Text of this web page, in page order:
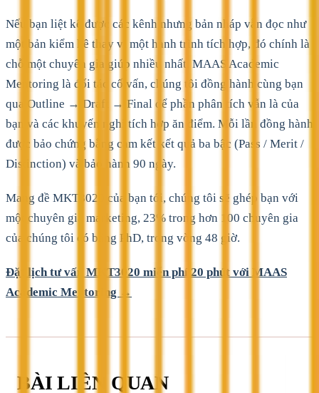
Nếu bạn liệt kê được các kênh nhưng bản nháp vẫn đọc như
một bản kiểm kê thay vì một hành trình tích hợp, đó chính là
chỗ một chuyên gia giúp nhiều nhất. MAAS Academic
Mentoring là đối tác cố vấn, chúng tôi đồng hành cùng bạn
qua Outline → Draft → Final để phần phân tích vẫn là của
bạn và các khuyến nghị tích hợp ăn điểm. Mỗi lần đồng hành
được bảo chứng bằng cam kết kết quả ba bậc (Pass / Merit /
Distinction) và bảo hành 90 ngày.
Mang đề MKT3020 của bạn tới, chúng tôi sẽ ghép bạn với
một chuyên gia marketing, 23% trong hơn 100 chuyên gia
của chúng tôi có bằng PhD, trong vòng 48 giờ.
Đặt lịch tư vấn MKT3020 miễn phí 20 phút với MAAS
Academic Mentoring →
BÀI LIÊN QUAN